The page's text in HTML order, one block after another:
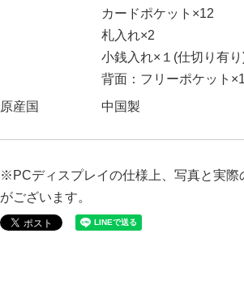
カードポケット×12
札入れ×2
小銭入れ×１(仕切り有
背面：フリーポケット×1
原産国
中国製
※PCディスプレイの仕様上、写真と実際
がございます。